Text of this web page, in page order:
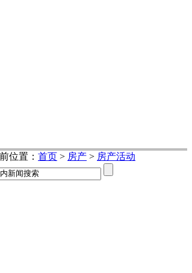
位置： 首页 > 房产 > 房产活动